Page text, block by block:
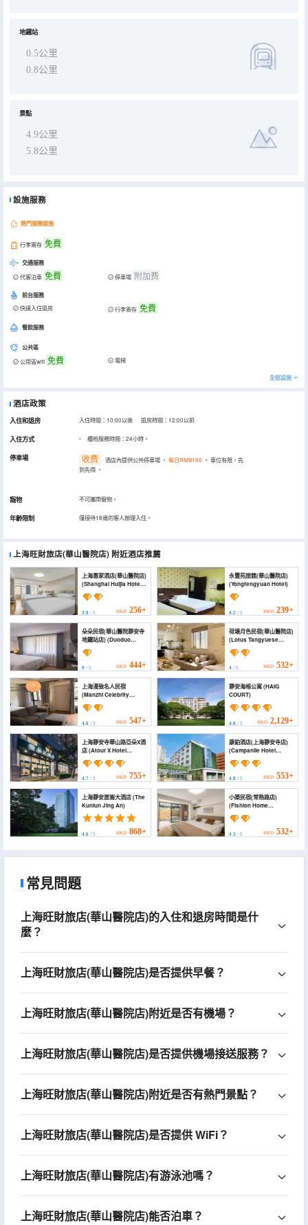
地鐵站
0.5公里
0.8公里
景點
4.9公里
5.8公里
設施服務
熱門服務設施
行李寄存 免費
交通服務
代客泊車 免費 停車場 附加费
前台服務
快速入住退房 行李寄存 免費
餐飲服務
公共區
公用區wifi 免費 電梯
全部設施
酒店政策
入住和退房 入住時間：10:00以後 退房時間：12:00以前
入住方式 櫃枱服務時間：24小時。
停車場 收费 酒店內提供公共停車場 ， 每日RMB100 。 車位有限，先
到先得 。
寵物 不可攜帶寵物。
年齡限制 僅接待18歲的客人辦理入住。
上海旺財旅店(華山醫院店) 附近酒店推薦
上海惠家酒店(華山醫院店)
(Shanghai Huijia Hotel
(Huashan Hospital))
3.8 / 5 HKD 256+
永豐苑旅館(華山醫院店)
(Yongfengyuan Hotel)
4.2/ 5 HKD 239+
朵朵民宿(華山醫院靜安寺
地鐵站店) (Duoduo
Home)
0 / 5 HKD 444+
荷塘月色民宿(華山醫院店)
(Lotus Tangyuese
Homestay (Changshu
Road))
4/ 5 HKD 532+
上海漫致名人民宿
(Manzhi Celebrity
Hostel)
4.6 / 5 HKD 547+
靜安海格公寓 (HAIG
COURT)
4.8/ 5 HKD 2,129+
上海靜安寺華山路亞朵X酒
店 (Atour X Hotel
(Shanghai Huashan
Road Jing'an Temple))
4.7 / 5 HKD 755+
康鉑酒店(上海靜安寺店)
(Campanile Hotel
(Shanghai Jing'an
Temple))
4.8/ 5 HKD 553+
上海靜安崑崙大酒店 (The
Kunlun Jing An)
4.6 / 5 HKD 868+
小築民宿(常熟路店)
(Fishion Home
(Changshu Road
Station))
4.3/ 5 HKD 532+
常見問題
上海旺財旅店(華山醫院店)的入住和退房時間是什
麼？
上海旺財旅店(華山醫院店)是否提供早餐？
上海旺財旅店(華山醫院店)附近是否有機場？
上海旺財旅店(華山醫院店)是否提供機場接送服務？
上海旺財旅店(華山醫院店)附近是否有熱門景點？
上海旺財旅店(華山醫院店)是否提供 WiFi？
上海旺財旅店(華山醫院店)有游泳池嗎？
上海旺財旅店(華山醫院店)能否泊車？